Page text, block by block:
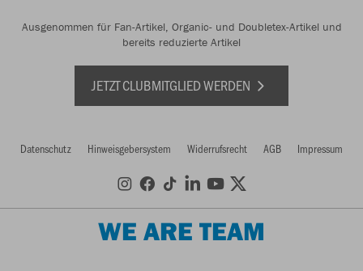
Ausgenommen für Fan-Artikel, Organic- und Doubletex-Artikel und
bereits reduzierte Artikel
JETZT CLUBMITGLIED WERDEN
Datenschutz Hinweisgebersystem Widerrufsrecht AGB Impressum
WE ARE TEAM